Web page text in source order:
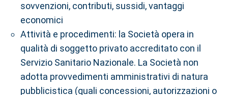
sovvenzioni, contributi, sussidi, vantaggi
economici
Attività e procedimenti: la Società opera in
qualità di soggetto privato accreditato con il
Servizio Sanitario Nazionale. La Società non
adotta provvedimenti amministrativi di natura
pubblicistica (quali concessioni, autorizzazioni o